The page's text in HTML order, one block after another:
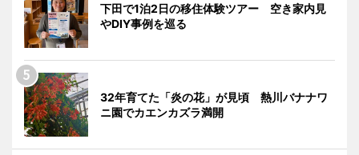
下田で1泊2日の移住体験ツアー 空き家内見
やDIY事例を巡る
32年育てた「炎の花」が見頃 熱川バナナワ
ニ園でカエンカズラ満開